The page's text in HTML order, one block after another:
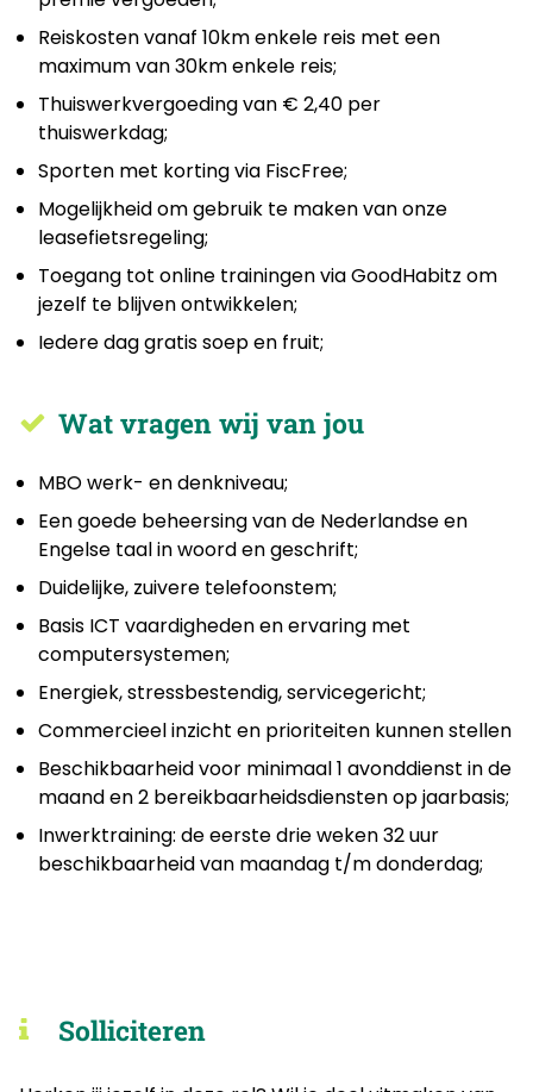
Reiskosten vanaf 10km enkele reis met een
maximum van 30km enkele reis;
Thuiswerkvergoeding van € 2,40 per
thuiswerkdag;
Sporten met korting via FiscFree;
Mogelijkheid om gebruik te maken van onze
leasefietsregeling;
Toegang tot online trainingen via GoodHabitz om
jezelf te blijven ontwikkelen;
Iedere dag gratis soep en fruit;
Wat vragen wij van jou
MBO werk- en denkniveau;
Een goede beheersing van de Nederlandse en
Engelse taal in woord en geschrift;
Duidelijke, zuivere telefoonstem;
Basis ICT vaardigheden en ervaring met
computersystemen;
Energiek, stressbestendig, servicegericht;
Commercieel inzicht en prioriteiten kunnen stellen
Beschikbaarheid voor minimaal 1 avonddienst in de
maand en 2 bereikbaarheidsdiensten op jaarbasis;
Inwerktraining: de eerste drie weken 32 uur
beschikbaarheid van maandag t/m donderdag;
Solliciteren